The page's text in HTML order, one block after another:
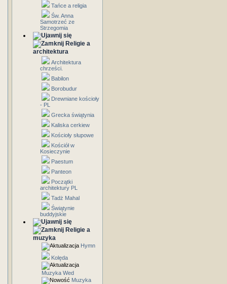
Tańce a religia
Św. Anna
Samotrzeć ze
Strzegomia
Religie a
architektura
Architektura
chrześci.
Babilon
Borobudur
Drewniane kościoły
- PL
Grecka świątynia
Kaliska cerkiew
Kościoły słupowe
Kościół w
Kosieczynie
Paestum
Panteon
Początki
architektury PL
Tadż Mahal
Świątynie
buddyjskie
Religie a
muzyka
Hymn
Kolęda
Muzyka Wed
Muzyka